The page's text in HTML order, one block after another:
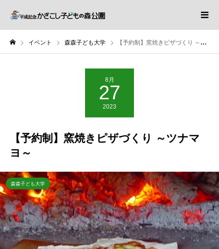
イベント 森森子ども大学 【予約制】窯焼きピザづくり ～ツナマヨ～
8月
27
2023
【予約制】窯焼きピザづくり ～ツナマ
ヨ～
森森子ども大学